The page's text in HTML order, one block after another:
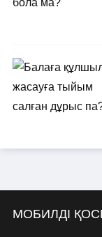
МОБИЛДІ